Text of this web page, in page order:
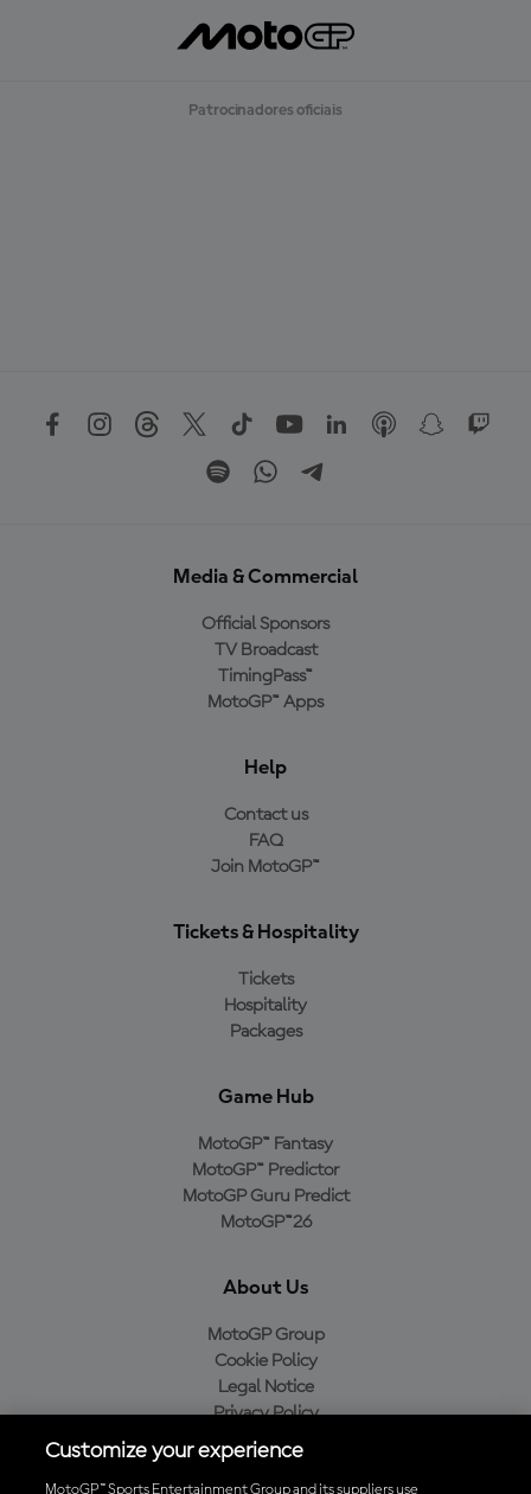
Patrocinadores oficiais
Media & Commercial
Official Sponsors
TV Broadcast
TimingPass™
MotoGP™ Apps
Help
Contact us
FAQ
Join MotoGP™
Tickets & Hospitality
Tickets
Hospitality
Packages
Game Hub
MotoGP™ Fantasy
MotoGP™ Predictor
MotoGP Guru Predict
MotoGP™26
About Us
MotoGP Group
Cookie Policy
Legal Notice
Privacy Policy
Purchase Policy
Customize your experience
MotoGP™ Sports Entertainment Group and its suppliers use